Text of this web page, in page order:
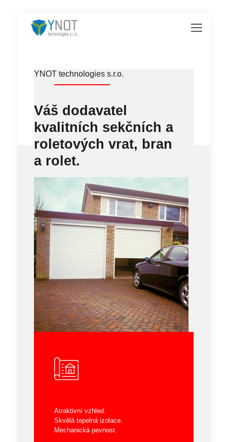
YNOT technologies s.r.o.
Váš dodavatel
kvalitních sekčních a
roletových vrat, bran
a rolet.
Atraktivní vzhled.
Skvělá tepelná izolace.
Mechanická pevnost.